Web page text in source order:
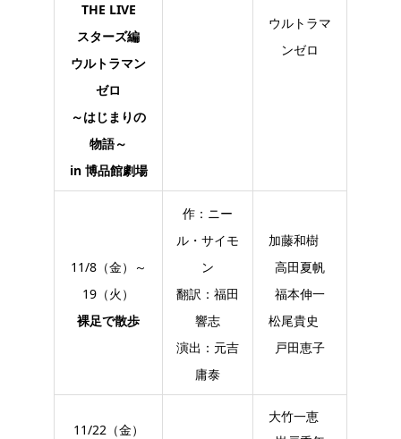
THE LIVE
スターズ編
ウルトラマン
ゼロ
～はじまりの
物語～
in 博品館劇場
ウルトラマ
ンゼロ
11/8（金）～
19（火）
裸足で散歩
作：ニー
ル・サイモ
ン
翻訳：福田
響志
演出：元吉
庸泰
加藤和樹
高田夏帆
福本伸一
松尾貴史
戸田恵子
11/22（金）
大竹一恵